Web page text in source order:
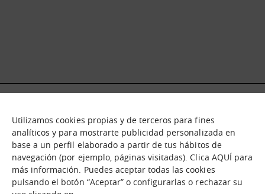
Utilizamos cookies propias y de terceros para fines
analíticos y para mostrarte publicidad personalizada en
base a un perfil elaborado a partir de tus hábitos de
navegación (por ejemplo, páginas visitadas). Clica AQUÍ para
más información. Puedes aceptar todas las cookies
pulsando el botón “Aceptar” o configurarlas o rechazar su
Qué es
Nodos
Nuestra oferta
Catálogo de activos
Jornadas de inmersión
Experiencias
Contáctanos